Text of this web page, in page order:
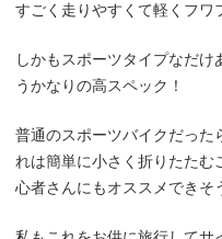
すごく走りやすくて軽くフワ
しかもスポーツタイプなだけ
うかなりの高スペック！
普通のスポーツバイクだった
れは簡単に小さく折りたたむ
心者さんにもオススメできそ